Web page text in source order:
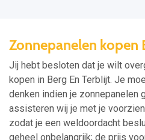
Zonnepanelen kopen
Jij hebt besloten dat je wilt
kopen in Berg En Terblijt. Je
denken indien je zonnepanelen
assisteren wij je met je
zodat je een weldoordacht
geheel onbelangrijk; de prijs